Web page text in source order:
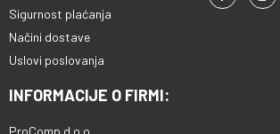
Sigurnost plaćanja
Načini dostave
Uslovi poslovanja
INFORMACIJE O FIRMI: